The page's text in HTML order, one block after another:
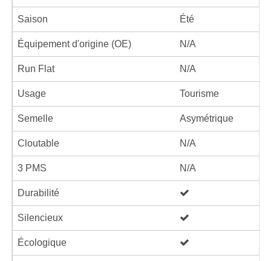
Saison Été
Équipement d'origine (OE) N/A
Run Flat N/A
Usage Tourisme
Semelle Asymétrique
Cloutable N/A
3 PMS N/A
Durabilité
Silencieux
Écologique